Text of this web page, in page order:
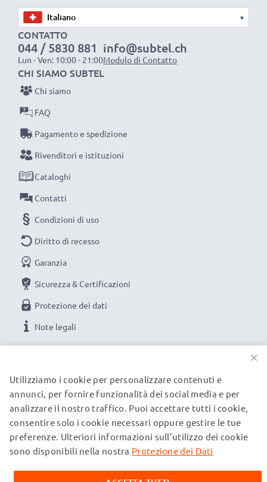
▾
CONTATTO
044 / 5830 881
Lun - Ven: 10:00 - 21:00
info@subtel.ch
Modulo di Contatto
CHI SIAMO SUBTEL
Chi siamo
FAQ
Pagamento e spedizione
Rivenditori e istituzioni
Cataloghi
Contatti
Condizioni di uso
Diritto di recesso
Garanzia
Sicurezza & Certificazioni
Protezione dei dati
Note legali
I NOSTRI PARTNER DI SPEDIZIONE
© subtel.ch 2026
spedizione. Si prega di notare che tutti i marchi citati sono
×
Utilizziamo i cookie per personalizzare contenuti e
annunci, per fornire funzionalità dei social media e per
analizzare il nostro traffico. Puoi accettare tutti i cookie,
consentire solo i cookie necessari oppure gestire le tue
preferenze. Ulteriori informazioni sull’utilizzo dei cookie
sono disponibili nella nostra Protezione dei Dati